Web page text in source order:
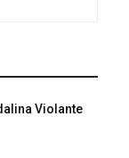
Violante